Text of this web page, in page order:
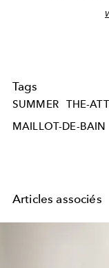
Tags
SUMMER THE-
MAILLOT-DE-BAIN
Articles associés